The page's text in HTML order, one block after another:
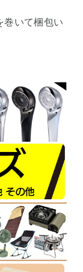
巻いて梱包い